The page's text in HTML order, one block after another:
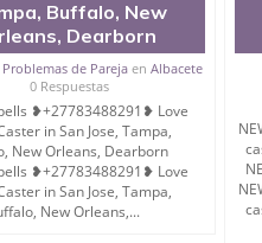
伪结构（包括：水印，阴影底
射，紫外荧光，温感，复印防
外学校留学中介， 同时能做到
业证，录取通知书，在读证明
寸大小，纸张材质，防伪技术
们在保证合理定价的同时，坚
咨询顾问：Sam q/微信
思，留学回国证明.
业制作、办理、仿制、成绩单
假文凭假毕业证假学历书制作
Buffalo, New
Dearborn
Problemas de Parejaen Albacete
0 Respuestas
❥+27783488291❥ Love
in San Jose, Tampa,
New Orleans, Dearborn
❥+27783488291❥ Love
in San Jose, Tampa,
New Orleans,...